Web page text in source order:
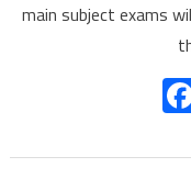
main subject exams